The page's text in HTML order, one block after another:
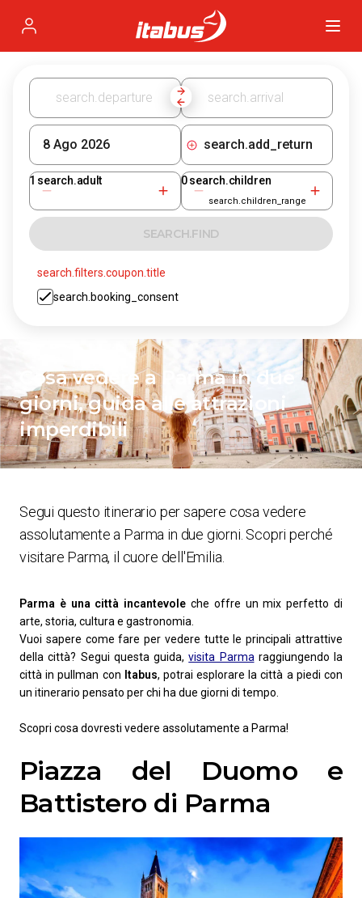
Profile
search.add_return
1 search.adult 0 search.children
search.children_range
SEARCH.FIND
search.booking_consent
search.filters.coupon.title
Cosa vedere a Parma in due
giorni, guida alle attrazioni
imperdibili
Segui questo itinerario per sapere cosa vedere
assolutamente a Parma in due giorni. Scopri perché
visitare Parma, il cuore dell'Emilia.
Parma è una città incantevole che offre un mix perfetto di
arte, storia, cultura e gastronomia.
Vuoi sapere come fare per vedere tutte le principali attrattive
della città? Segui questa guida,visita Parma raggiungendo la
città in pullman con Itabus, potrai esplorare la città a piedi con
un itinerario pensato per chi ha due giorni di tempo.
Scopri cosa dovresti vedere assolutamente a Parma!
Piazza del Duomo e
Battistero di Parma